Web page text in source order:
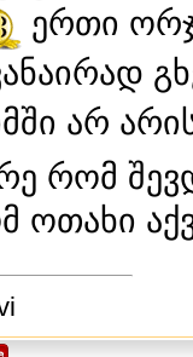
ერთი
არ
რომ
ოთახი